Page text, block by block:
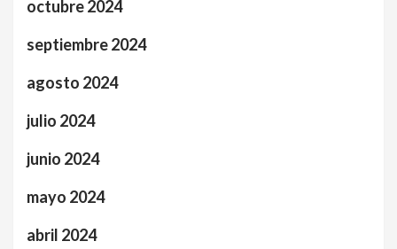
octubre 2024
septiembre 2024
agosto 2024
julio 2024
junio 2024
mayo 2024
abril 2024